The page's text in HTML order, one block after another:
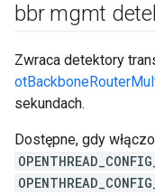
bbr mgmt
Zwraca detektory
sekundach.
Dostępne, gdy